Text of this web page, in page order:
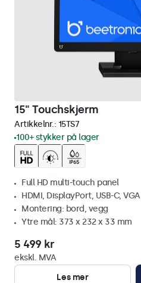
15" Touchskjerm
Artikkelnr.: 15TS7
100+ stykker på lager
Full HD multi-touch panel
HDMI, DisplayPort, USB-C, VGA
Montering: bord, vegg
Ytre mål: 373 x 232 x 33 mm
5 499 kr
ekskl. MVA
Les mer